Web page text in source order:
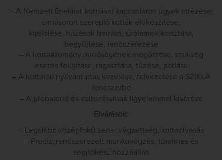
– A Nemzeti Énekkar kottáival kapcsolatos ügyek intézése;
a műsoron szereplő kották előkészítése,
kijelölése, húzások beírása, szólamok kiosztása,
begyűjtése, rendszerezése
– A kottaállomány minőségének megőrzése, szükség
esetén felújítása, ragasztása, tűzése, pótlása
– A kottatári nyilvántartás kezelése, felvezetése a SZIKLA
rendszerbe
– A próbarend és változásainak figyelemmel kísérése
Elvárások:
– Legalább középfokú zenei végzettség, kottaolvasás
– Precíz, rendszerezett munkavégzés, türelmes és
segítőkész hozzáállás